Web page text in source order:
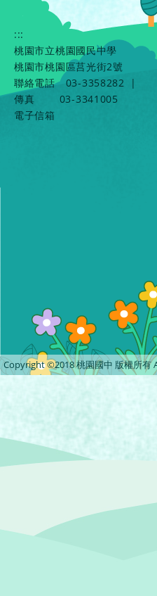
:::
桃園市立桃園國民中學
桃園市桃園區莒光街2號
聯絡電話
03-3358282
|
傳真
03-3341005
電子信箱
Copyright ©2018 桃園國中 版權所有